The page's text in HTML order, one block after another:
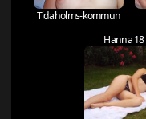
Tidaholms-kommun
Hanna